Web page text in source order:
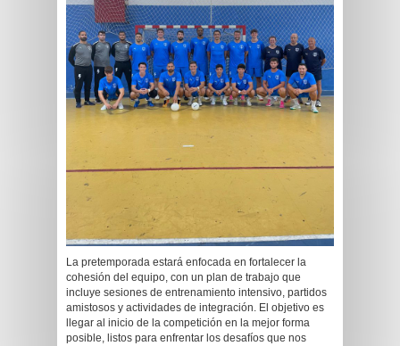
La pretemporada estará enfocada en fortalecer la
cohesión del equipo, con un plan de trabajo que
incluye sesiones de entrenamiento intensivo, partidos
amistosos y actividades de integración. El objetivo es
llegar al inicio de la competición en la mejor forma
posible, listos para enfrentar los desafíos que nos